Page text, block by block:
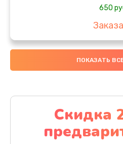
650
Замена
4000
Замена
1100
ПОКАЗАТЬ
Скидка